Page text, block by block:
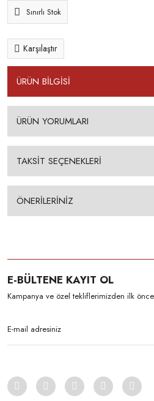
Sınırlı Stok
Karşılaştır
ÜRÜN BİLGİSİ
ÜRÜN YORUMLARI
TAKSİT SEÇENEKLERİ
ÖNERİLERİNİZ
E-BÜLTENE KAYIT OL
Kampanya ve özel tekliflerimizden ilk